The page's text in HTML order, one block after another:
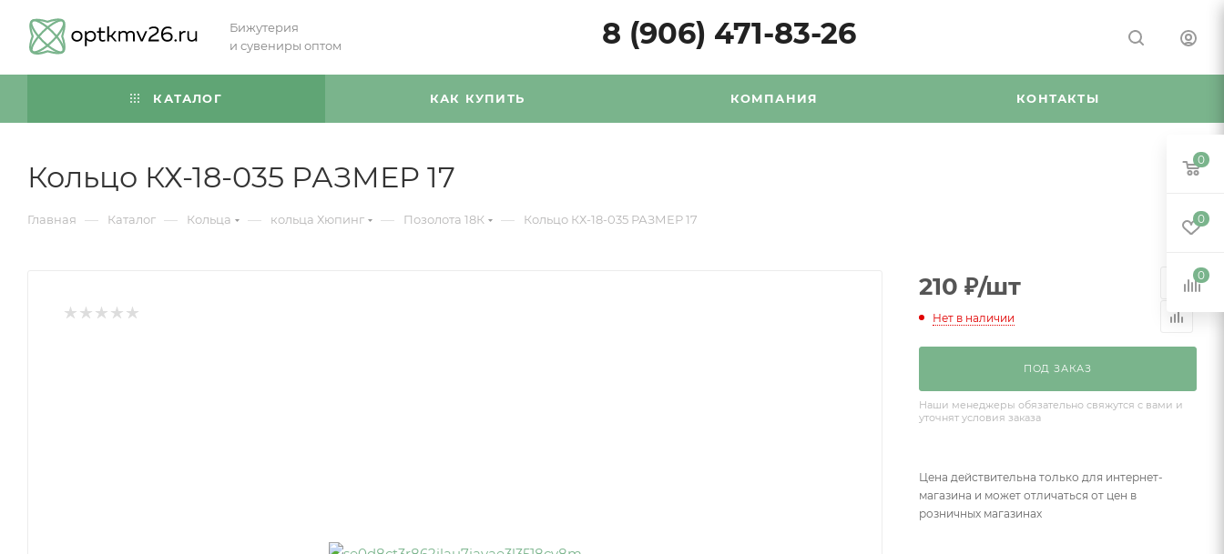
Бижутерия
и сувениры оптом
8 (906) 471-83-26
КАТАЛОГ КАК КУПИТЬ КОМПАНИЯ КОНТАКТЫ
Кольцо КХ-18-035 РАЗМЕР 17
Главная — Каталог — Кольца — кольца Хюпинг — Позолота 18К — Кольцо КХ-18-035 РАЗМЕР 17
210 ₽/шт
Нет в наличии
ПОД ЗАКАЗ
Наши менеджеры обязательно свяжутся с вами и
уточнят условия заказа
Цена действительна только для интернет-
магазина и может отличаться от цен в
розничных магазинах
0
0
0